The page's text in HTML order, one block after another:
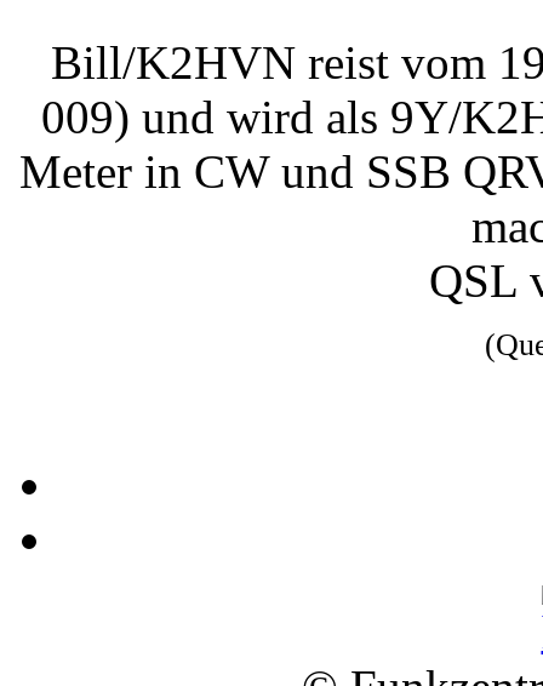
Bill/K2HVN reist vom
009) und wird als 9Y/
Meter in CW und SSB
QSL